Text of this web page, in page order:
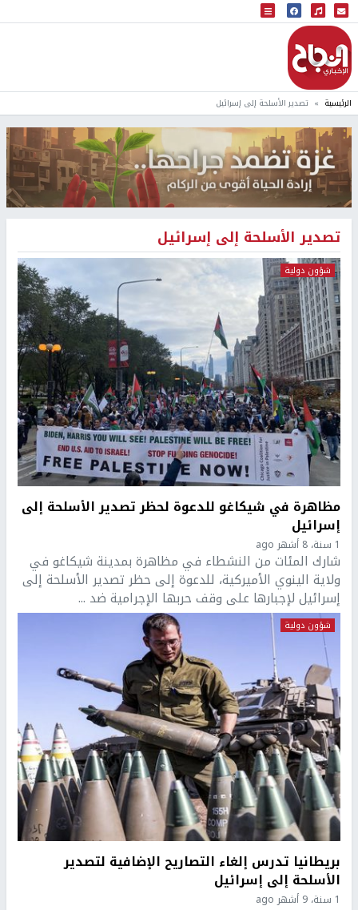
البث المباشر
إذاعة النجاح
الرئيسية تصدير الأسلحة إلى إسرائيل
تصدير الأسلحة إلى إسرائيل
شؤون دولية
مظاهرة في شيكاغو للدعوة لحظر تصدير الأسلحة إلى
إسرائيل
1 سنة، 8 أشهر ago
شارك المئات من النشطاء في مظاهرة بمدينة شيكاغو في
ولاية الينوي الأميركية، للدعوة إلى حظر تصدير الأسلحة إلى
إسرائيل لإجبارها على وقف حربها الإجرامية ضد ...
شؤون دولية
بريطانيا تدرس إلغاء التصاريح الإضافية لتصدير
الأسلحة إلى إسرائيل
1 سنة، 9 أشهر ago